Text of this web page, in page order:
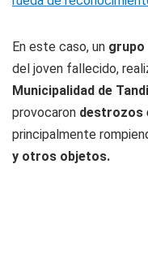
En este caso, un grupo
del joven fallecido,
Municipalidad de
provocaron destrozos
principalmente
y otros objetos.